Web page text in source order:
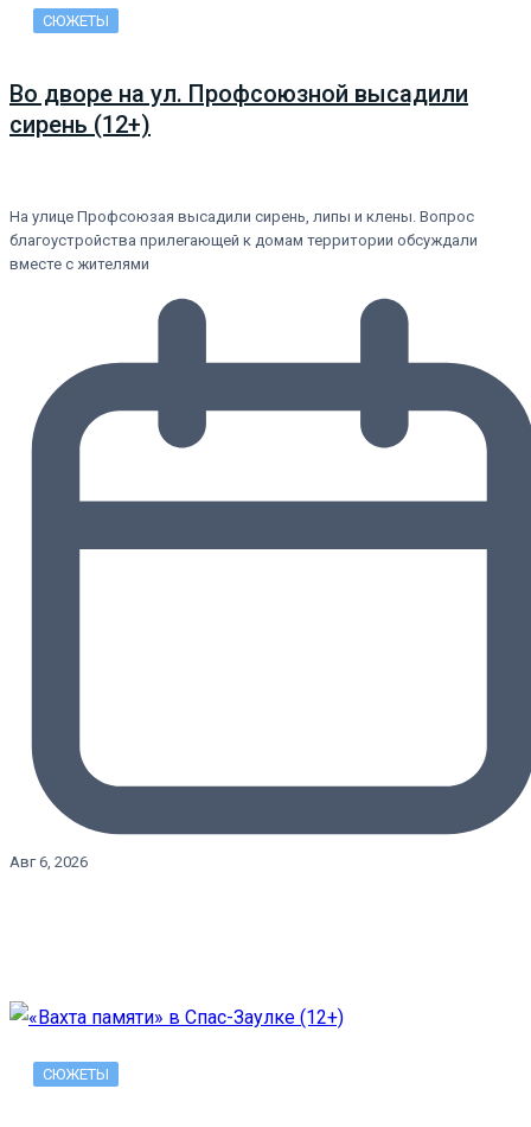
СЮЖЕТЫ
Во дворе на ул. Профсоюзной высадили
сирень (12+)
На улице Профсоюзая высадили сирень, липы и клены. Вопрос
благоустройства прилегающей к домам территории обсуждали
вместе с жителями
Авг 6, 2026
СЮЖЕТЫ